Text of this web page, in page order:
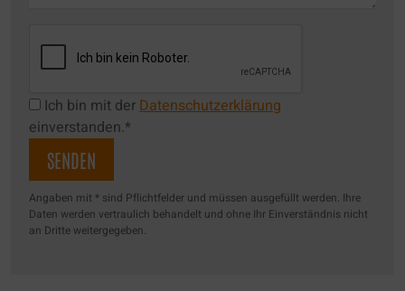
Ich bin mit derDatenschutzerklärung
einverstanden.*
Angaben mit * sind Pflichtfelder und müssen ausgefüllt werden. Ihre
Daten werden vertraulich behandelt und ohne Ihr Einverständnis nicht
an Dritte weitergegeben.